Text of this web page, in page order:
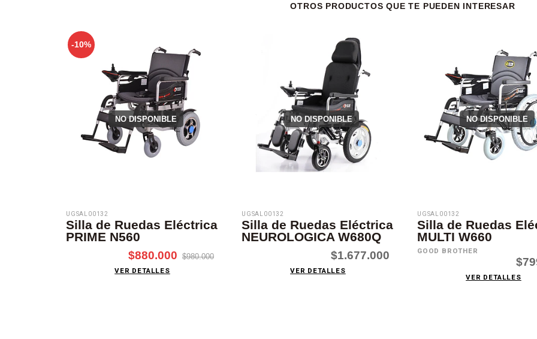
OTROS PRODUCTOS QUE TE PUEDEN INTERESAR
-10%
NO DISPONIBLE
UGSAL00132
Silla de Ruedas Eléctrica
PRIME N560
$880.000 $980.000
VER DETALLES
NO DISPONIBLE
UGSAL00132
Silla de Ruedas Eléctrica
NEUROLOGICA W680Q
$1.677.000
VER DETALLES
NO DISPONIBLE
UGSAL00132
Silla de Ruedas
MULTI W660
GOOD BROTHER
VER DETALLES